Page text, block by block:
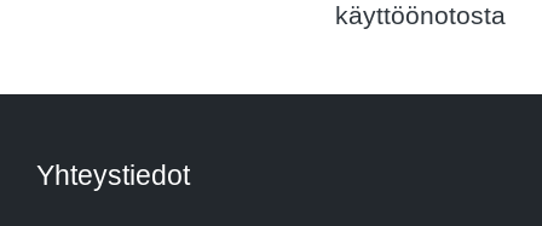
käyttöönotosta
Yhteystiedot